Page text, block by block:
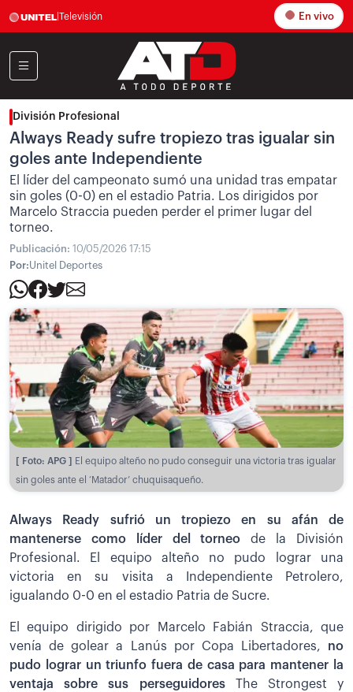
Televisión En vivo
División Profesional
Always Ready sufre tropiezo tras igualar sin
goles ante Independiente
El líder del campeonato sumó una unidad tras empatar
sin goles (0-0) en el estadio Patria. Los dirigidos por
Marcelo Straccia pueden perder el primer lugar del
torneo.
Publicación: 10/05/2026 17:15
Por:Unitel Deportes
[ Foto: APG ]
El equipo alteño no pudo conseguir una victoria tras igualar
sin goles ante el ‘Matador’ chuquisaqueño.
Always Ready sufrió un tropiezo en su afán de
mantenerse como líder del torneo de la División
Profesional. El equipo alteño no pudo lograr una
victoria en su visita a Independiente Petrolero,
igualando 0-0 en el estadio Patria de Sucre.
El equipo dirigido por Marcelo Fabián Straccia, que
venía de golear a Lanús por Copa Libertadores, no
pudo lograr un triunfo fuera de casa para mantener la
ventaja sobre sus perseguidoresThe Strongest y